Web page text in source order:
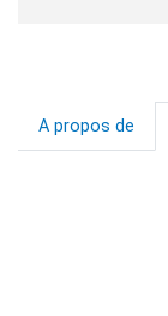
A propos de